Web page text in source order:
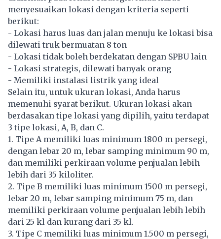
menyesuaikan lokasi dengan kriteria seperti
berikut:
- Lokasi harus luas dan jalan menuju ke lokasi bisa
dilewati truk bermuatan 8 ton
- Lokasi tidak boleh berdekatan dengan SPBU lain
- Lokasi strategis, dilewati banyak orang
- Memiliki instalasi listrik yang ideal
Selain itu, untuk ukuran lokasi, Anda harus
memenuhi syarat berikut. Ukuran lokasi akan
berdasakan tipe lokasi yang dipilih, yaitu terdapat
3 tipe lokasi, A, B, dan C.
1. Tipe A memiliki luas minimum 1800 m persegi,
dengan lebar 20 m, lebar samping minimum 90 m,
dan memiliki perkiraan volume penjualan lebih
lebih dari 35 kiloliter.
2. Tipe B memiliki luas minimum 1500 m persegi,
lebar 20 m, lebar samping minimum 75 m, dan
memiliki perkiraan volume penjualan lebih lebih
dari 25 kl dan kurang dari 35 kl.
3. Tipe C memiliki luas minimum 1.500 m persegi,